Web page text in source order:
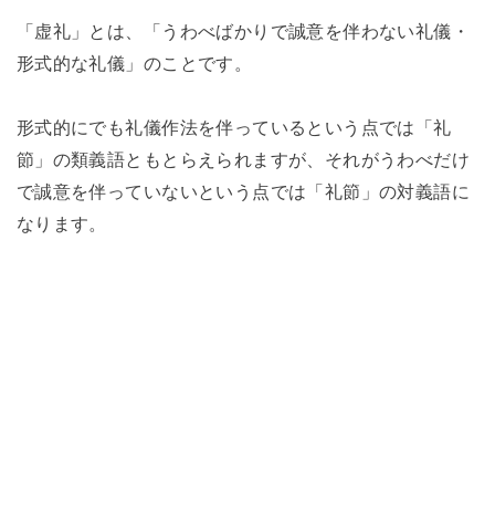
「虚礼」とは、「うわべばかりで誠意を伴わない礼儀・
形式的な礼儀」のことです。
形式的にでも礼儀作法を伴っているという点では「礼
節」の類義語ともとらえられますが、それがうわべだけ
で誠意を伴っていないという点では「礼節」の対義語に
なります。